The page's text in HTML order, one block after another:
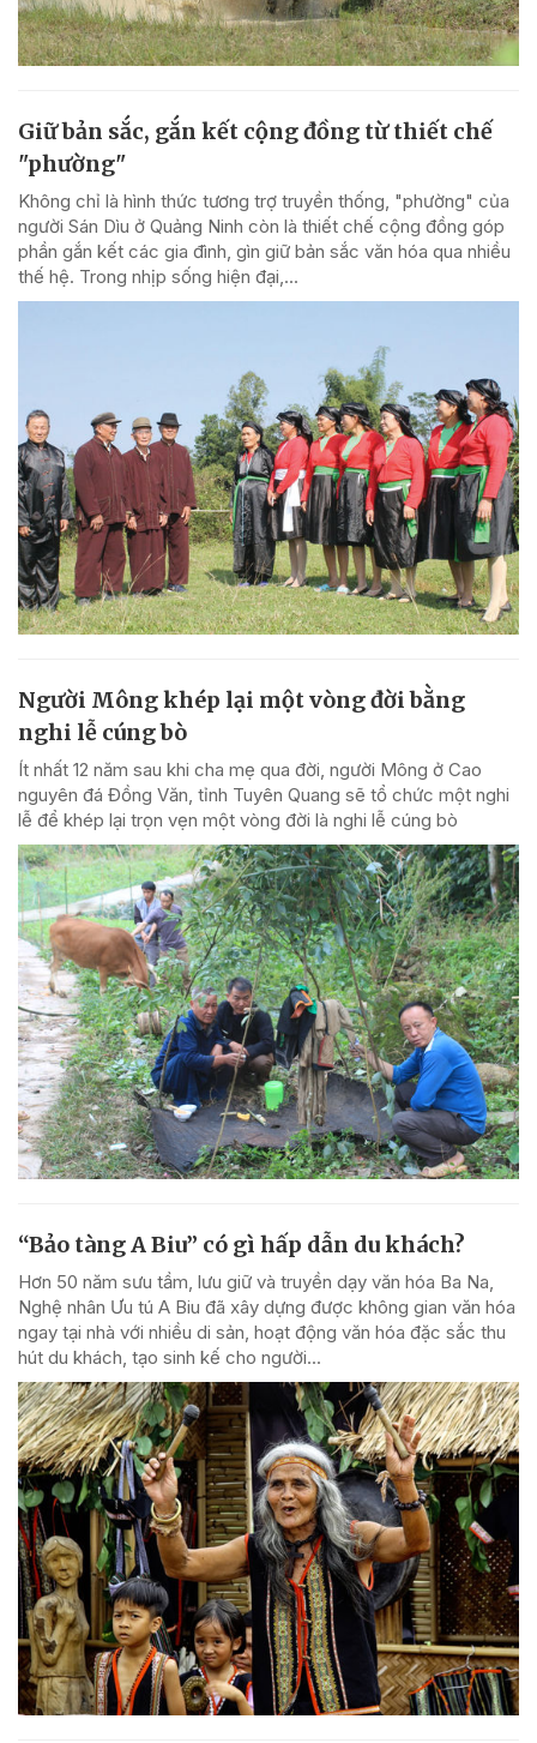
Giữ bản sắc, gắn kết cộng đồng từ thiết chế
"phường"
Không chỉ là hình thức tương trợ truyền thống, "phường" của
người Sán Dìu ở Quảng Ninh còn là thiết chế cộng đồng góp
phần gắn kết các gia đình, gìn giữ bản sắc văn hóa qua nhiều
thế hệ. Trong nhịp sống hiện đại,...
Người Mông khép lại một vòng đời bằng
nghi lễ cúng bò
Ít nhất 12 năm sau khi cha mẹ qua đời, người Mông ở Cao
nguyên đá Đồng Văn, tỉnh Tuyên Quang sẽ tổ chức một nghi
lễ để khép lại trọn vẹn một vòng đời là nghi lễ cúng bò
“Bảo tàng A Biu” có gì hấp dẫn du khách?
Hơn 50 năm sưu tầm, lưu giữ và truyền dạy văn hóa Ba Na,
Nghệ nhân Ưu tú A Biu đã xây dựng được không gian văn hóa
ngay tại nhà với nhiều di sản, hoạt động văn hóa đặc sắc thu
hút du khách, tạo sinh kế cho người...